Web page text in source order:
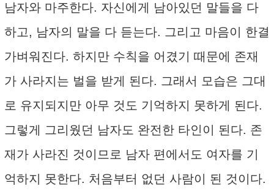
남자와 마주한다. 자신에게 남아있던 말들을 다
하고, 남자의 말을 다 듣는다. 그리고 마음이 한결
가벼워진다. 하지만 수칙을 어겼기 때문에 존재
가 사라지는 벌을 받게 된다. 그래서 모습은 그대
로 유지되지만 아무 것도 기억하지 못하게 된다.
그렇게 그리웠던 남자도 완전한 타인이 된다. 존
재가 사라진 것이므로 남자 편에서도 여자를 기
억하지 못한다. 처음부터 없던 사람이 된 것이다.